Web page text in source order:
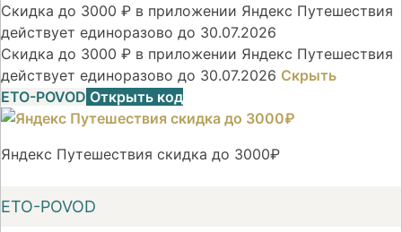
Скидка до 3000 ₽ в приложении Яндекс Путешествия
действует единоразово до 30.07.2026
Скидка до 3000 ₽ в приложении Яндекс Путешествия
действует единоразово до 30.07.2026 Скрыть
ETO-POVOD Открыть код
Яндекс Путешествия скидка до 3000₽
ETO-POVOD